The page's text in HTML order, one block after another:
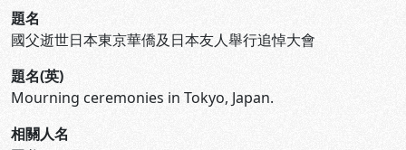
題名
國父逝世日本東京華僑及日本友人舉行追悼大會
題名(英)
Mourning ceremonies in Tokyo, Japan.
相關人名